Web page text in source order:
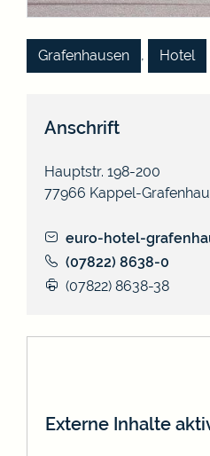
Anschrift
Hauptstr. 198-200
77966 Kappel-
euro-hotel-
(07822) 8638-0
(07822) 8638-38
Externe Inhalte
Grafenhausen , Hotel